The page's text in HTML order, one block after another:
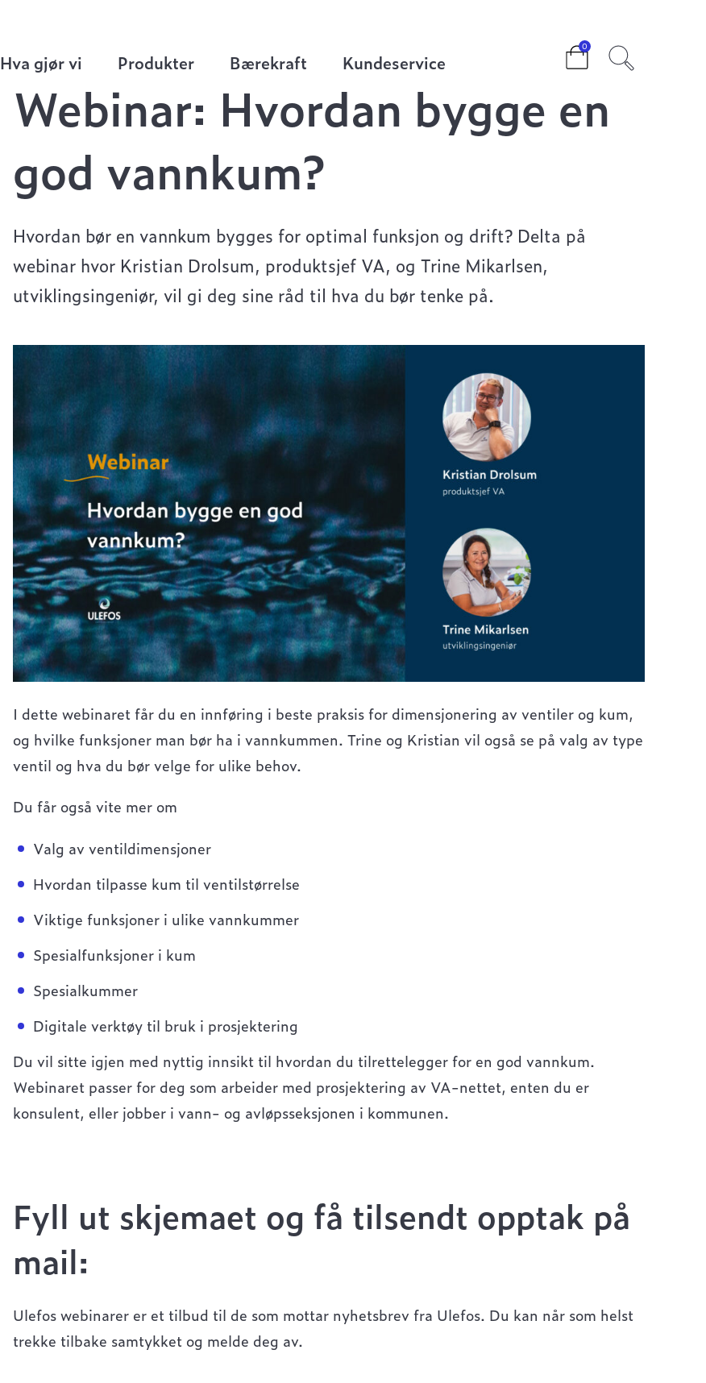
0
Hva gjør vi Produkter Bærekraft Kundeservice
Webinar: Hvordan bygge en
god vannkum?
Hvordan bør en vannkum bygges for optimal funksjon og drift? Delta på
webinar hvor Kristian Drolsum, produktsjef VA, og Trine Mikarlsen,
utviklingsingeniør, vil gi deg sine råd til hva du bør tenke på.
I dette webinaret får du en innføring i beste praksis for dimensjonering av ventiler og kum,
og hvilke funksjoner man bør ha i vannkummen. Trine og Kristian vil også se på valg av type
ventil og hva du bør velge for ulike behov.
Du får også vite mer om
Valg av ventildimensjoner
Hvordan tilpasse kum til ventilstørrelse
Viktige funksjoner i ulike vannkummer
Spesialfunksjoner i kum
Spesialkummer
Digitale verktøy til bruk i prosjektering
Du vil sitte igjen med nyttig innsikt til hvordan du tilrettelegger for en god vannkum.
Webinaret passer for deg som arbeider med prosjektering av VA-nettet, enten du er
konsulent, eller jobber i vann- og avløpsseksjonen i kommunen.
Fyll ut skjemaet og få tilsendt opptak på
mail:
Ulefos webinarer er et tilbud til de som mottar nyhetsbrev fra Ulefos. Du kan når som helst
trekke tilbake samtykket og melde deg av.